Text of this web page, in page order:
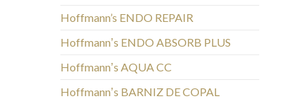
Hoffmann’s ENDO REPAIR
Hoffmannʼs ENDO ABSORB PLUS
Hoffmannʼs AQUA CC
Hoffmannʼs BARNIZ DE COPAL